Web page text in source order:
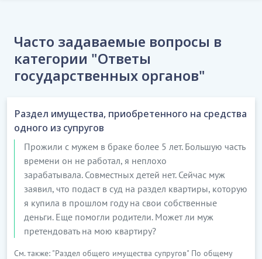
Часто задаваемые вопросы в
категории "Ответы
государственных органов"
Раздел имущества, приобретенного на средства
одного из супругов
Прожили с мужем в браке более 5 лет. Большую часть
времени он не работал, я неплохо
зарабатывала. Совместных детей нет. Сейчас муж
заявил, что подаст в суд на раздел квартиры, которую
я купила в прошлом году на свои собственные
деньги. Еще помогли родители. Может ли муж
претендовать на мою квартиру?
См. также: "Раздел общего имущества супругов" По общему